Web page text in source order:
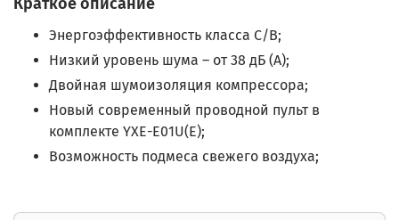
Краткое описание
Энергоэффективность класса С/В;
Низкий уровень шума – от 38 дБ (А);
Двойная шумоизоляция компрессора;
Новый современный проводной пульт в
комплекте YXE-E01U(Е);
Возможность подмеса свежего воздуха;